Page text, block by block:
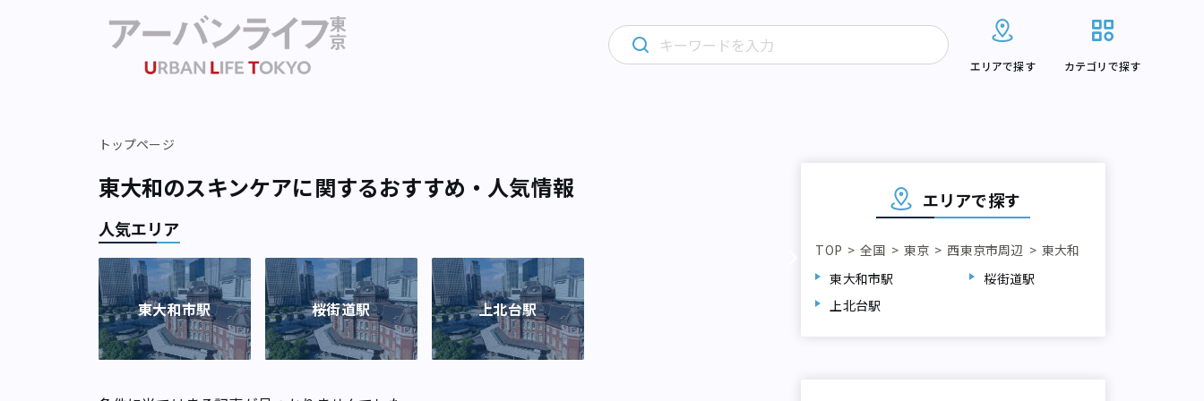
エリアで探す カテゴリで探す
トップページ
東大和のスキンケアに関するおすすめ・人気情報
人気エリア
東大和市駅 桜街道駅 上北台駅
エリアで探す
TOP 全国 東京 西東京市周辺
東大和
東大和市駅
桜街道駅
上北台駅